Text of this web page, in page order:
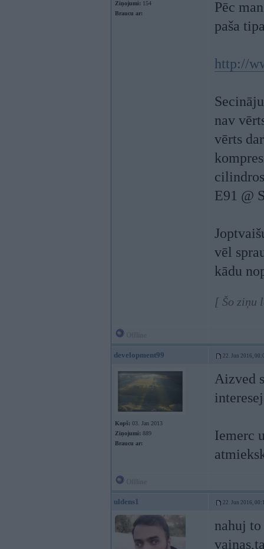
Ziņojumi: 154
Braucu ar:
Pēc
paša
http://
nav
vērts
E91 @
vēl
kādu
[ Šo ziņu
development99 22. Jun 2016,
Kopš: 03. Jan 2013
Ziņojumi: 889
Braucu ar:
Aizved
Iemerc
uldens1 22. Jun 2016,
nahuj